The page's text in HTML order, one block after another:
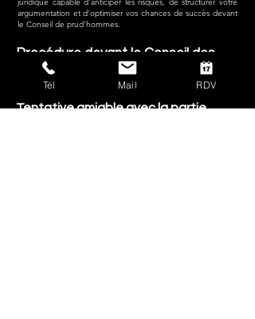
argumentation et d’optimiser vos chances de succès devant
le Conseil de prud’hommes.
Procédure devant le Conseil des
Prud'hommes
Tentative amiable avec la partie
Tél Mail RDV